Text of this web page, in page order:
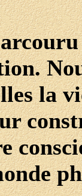
la